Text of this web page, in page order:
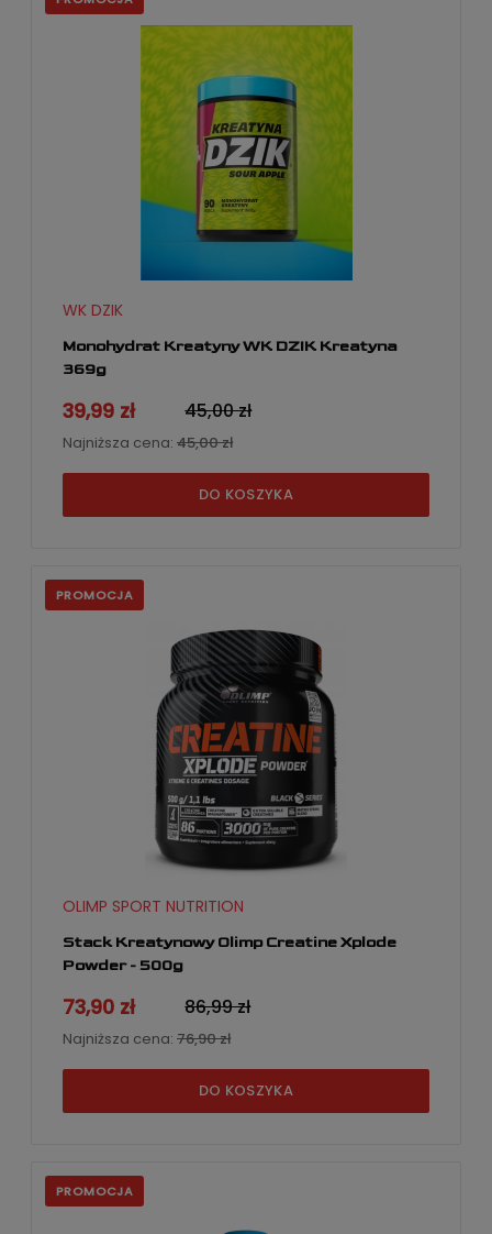
Monohydrat Kreatyny WK DZIK Kreatyna
369g
WK DZIK
39,99 zł 45,00 zł
Najniższa cena: 45,00 zł
DO KOSZYKA
Stack Kreatynowy Olimp Creatine Xplode
Powder - 500g
OLIMP SPORT NUTRITION
73,90 zł 86,99 zł
Najniższa cena: 76,90 zł
DO KOSZYKA
PROMOCJA
PROMOCJA